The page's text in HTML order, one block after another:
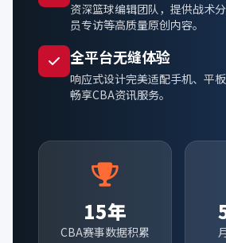
资深篮球编辑团队，提供战术
员专访等高质量原创内容。
全平台无缝体验
响应式设计完美适配手机、平
畅享CBA资讯服务。
15年
CBA赛事数据积累